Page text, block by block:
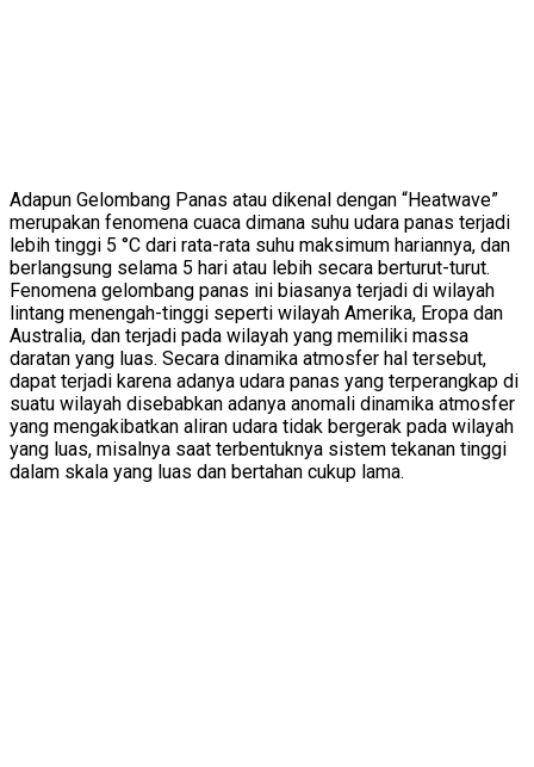
Adapun Gelombang Panas atau dikenal dengan “Heatwave”
merupakan fenomena cuaca dimana suhu udara panas terjadi
lebih tinggi 5 °C dari rata-rata suhu maksimum hariannya, dan
berlangsung selama 5 hari atau lebih secara berturut-turut.
Fenomena gelombang panas ini biasanya terjadi di wilayah
lintang menengah-tinggi seperti wilayah Amerika, Eropa dan
Australia, dan terjadi pada wilayah yang memiliki massa
daratan yang luas. Secara dinamika atmosfer hal tersebut,
dapat terjadi karena adanya udara panas yang terperangkap di
suatu wilayah disebabkan adanya anomali dinamika atmosfer
yang mengakibatkan aliran udara tidak bergerak pada wilayah
yang luas, misalnya saat terbentuknya sistem tekanan tinggi
dalam skala yang luas dan bertahan cukup lama.